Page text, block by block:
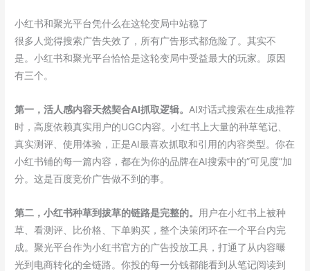
小红书和聚光平台凭什么在这轮变局中站稳了
很多人觉得搜索广告失效了，所有广告形式都危险了。其实不
是。小红书和聚光平台恰恰是这轮变局中受益最大的玩家。原因
有三个。
第一，活人感内容天然契合AI抓取逻辑。 AI对话式搜索在生成推荐
时，高度依赖真实用户的UGC内容。小红书上大量的种草笔记、
真实测评、使用体验，正是AI最喜欢抓取和引用的内容类型。你在
小红书铺的每一篇内容，都在为你的品牌在AI搜索中的”可见度”加
分。这是百度竞价广告做不到的事。
第二，小红书种草到拔草的链路是完整的。
用户在小红书上被种
草、看测评、比价格、下单购买，整个决策闭环在一个平台内完
成。聚光平台作为小红书官方的广告投放工具，打通了从内容曝
光到电商转化的全链路。你投的每一分钱都能看到从笔记阅读到